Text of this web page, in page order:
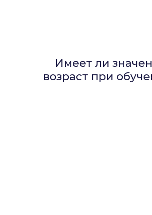
Имеет ли
возраст при